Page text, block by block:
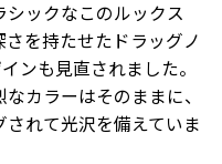
ックなこのルックス
を持たせたドラッグノ
ンも見直されました。
カラーはそのままに、
れて光沢を備えていま